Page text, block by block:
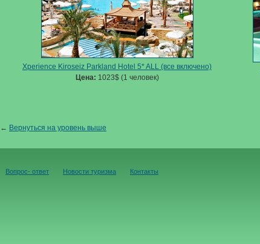
Xperience Kiroseiz Parkland Hotel 5* ALL (все включено)
Цена: 1023$ (1 человек)
← Вернуться на уровень выше
Вопрос- ответ Новости туризма Контакты